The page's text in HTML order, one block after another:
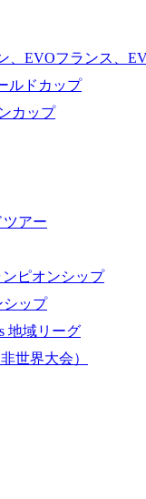
、EVOフランス、
ルドカップ
カップ
ツアー
ピオンシップ
シップ
地域リーグ
世界大会）